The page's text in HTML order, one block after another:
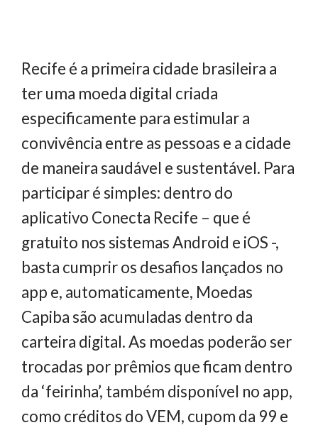
Recife é a primeira cidade brasileira a
ter uma moeda digital criada
especificamente para estimular a
convivência entre as pessoas e a cidade
de maneira saudável e sustentável. Para
participar é simples: dentro do
aplicativo Conecta Recife – que é
gratuito nos sistemas Android e iOS -,
basta cumprir os desafios lançados no
app e, automaticamente, Moedas
Capiba são acumuladas dentro da
carteira digital. As moedas poderão ser
trocadas por prêmios que ficam dentro
da ‘feirinha’, também disponível no app,
como créditos do VEM, cupom da 99 e